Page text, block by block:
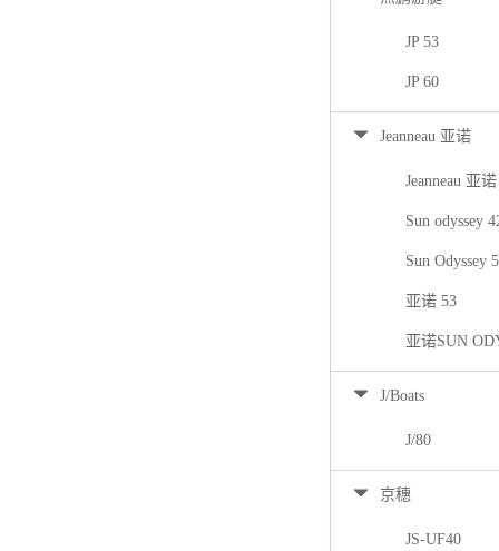
JP 53
JP 60
Jeanneau 亚诺
Jeanneau 亚
Sun odyssey
Sun Odyssey
亚诺 53
亚诺SUN
J/Boats
J/80
京穗
JS-UF40